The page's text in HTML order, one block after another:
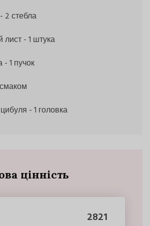
- 2 стебла
лист- 1 штука
- 1 пучок
- 1 головка
цінність
2821